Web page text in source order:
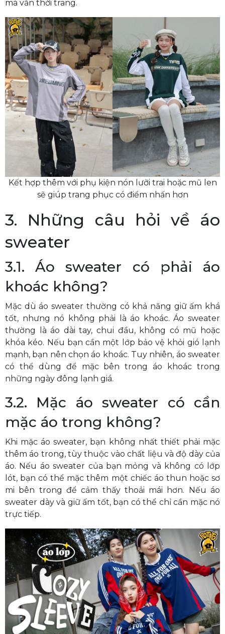
mà vẫn thời trang.
Kết hợp thêm với phụ kiện nón lưỡi trai hoặc mũ len
sẽ giúp trang phục có điểm nhấn hơn
3. Những câu hỏi về áo
sweater
3.1. Áo sweater có phải áo
khoác không?
Mặc dù áo sweater thường có khả năng giữ ấm khá
tốt, nhưng nó không phải là áo khoác. Áo sweater
thường là áo dài tay, chui đầu, không có mũ hoặc
khóa kéo. Nếu bạn cần một lớp bảo vệ khỏi gió lạnh
mạnh, bạn nên chọn áo khoác. Tuy nhiên, áo sweater
có thể dùng để mặc bên trong áo khoác trong
những ngày đông lạnh giá.
3.2. Mặc áo sweater có cần
mặc áo trong không?
Khi mặc áo sweater, bạn không nhất thiết phải mặc
thêm áo trong, tùy thuộc vào chất liệu và độ dày của
áo. Nếu áo sweater của bạn mỏng và không có lớp
lót, bạn có thể mặc thêm một chiếc áo thun hoặc sơ
mi bên trong để cảm thấy thoải mái hơn. Nếu áo
sweater dày và giữ ấm tốt, bạn có thể chỉ cần mặc nó
trực tiếp.